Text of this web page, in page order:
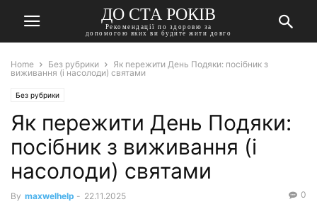
ДО СТА РОКІВ
Рекомендації по здоровю за
допомогою яких ви будите жити довго
Home Без рубрики
Як пережити День Подяки: посібник з
виживання (і насолоди) святами
Без рубрики
Як пережити День Подяки:
посібник з виживання (і
насолоди) святами
By maxwelhelp - 22.11.2025 0